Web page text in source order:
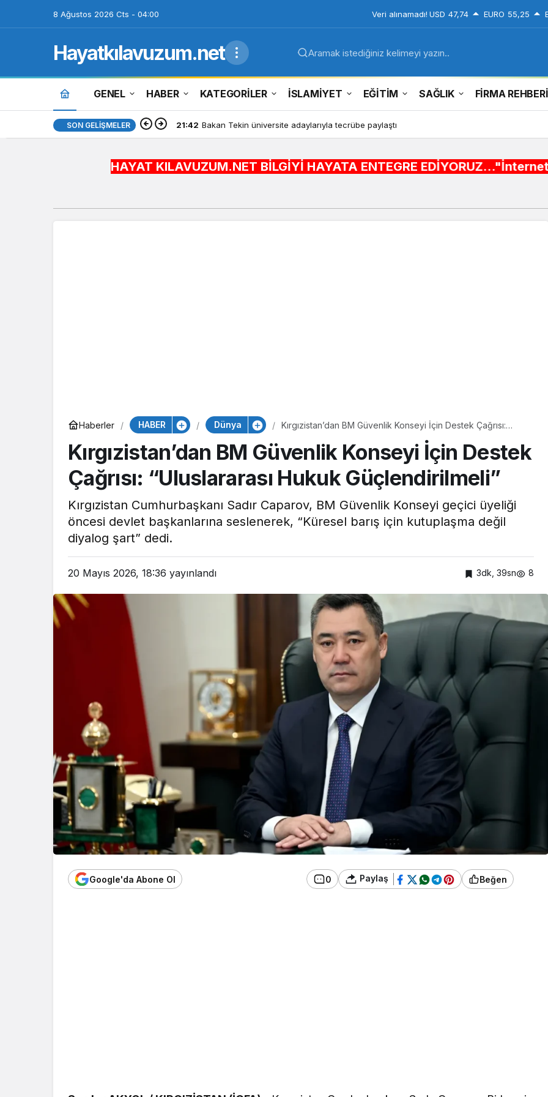
8 Ağustos 2026 Cts - 04:00 Veri alınamadı! USD 47,74 EURO 55,25
Hayatkılavuzum.net Aramak istediğiniz kelimeyi yazın..
GENEL HABER KATEGORİLER İSLAMİYET EĞİTİM SAĞLIK FİRMA REHBERİ
SON GELIŞMELER 21:36 Bursa’da tarihi eser operasyonu! 273 sikke ve 18 obje ele geçirildi
HAYAT KILAVUZUM.NET BİLGİYİ HAYATA ENTEGRE EDİYORUZ..."İnternet
Haberler HABER Dünya
Kırgızistan’dan BM Güvenlik Konseyi İçin Destek Çağrısı:
Kırgızistan’dan BM Güvenlik Konseyi İçin Destek
Çağrısı: “Uluslararası Hukuk Güçlendirilmeli”
Kırgızistan Cumhurbaşkanı Sadır Caparov, BM Güvenlik Konseyi geçici üyeliği
öncesi devlet başkanlarına seslenerek, “Küresel barış için kutuplaşma değil
diyalog şart” dedi.
20 Mayıs 2026, 18:36 yayınlandı 3dk, 39sn 8
Google'da Abone Ol 0 Paylaş Beğen